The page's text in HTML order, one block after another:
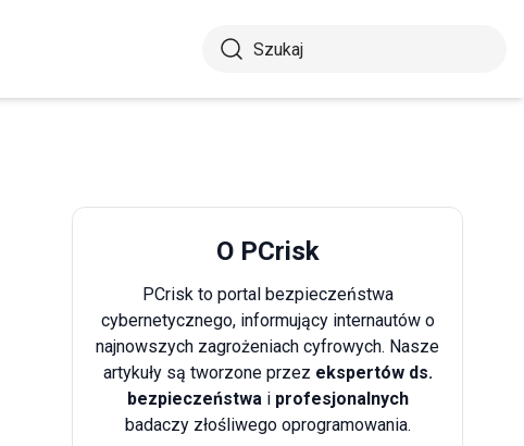
O PCrisk
PCrisk to portal bezpieczeństwa
cybernetycznego, informujący internautów o
najnowszych zagrożeniach cyfrowych. Nasze
artykuły są tworzone przez ekspertów ds.
bezpieczeństwai profesjonalnych
badaczy złośliwego oprogramowania.